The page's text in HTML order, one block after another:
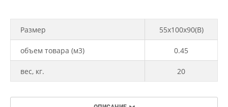
Размер 55х100х90(В)
объем товара (м3) 0.45
вес, кг. 20